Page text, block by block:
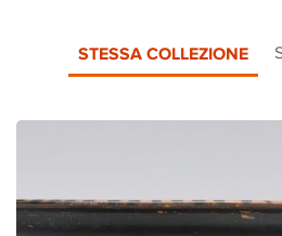
STESSA COLLEZIONE